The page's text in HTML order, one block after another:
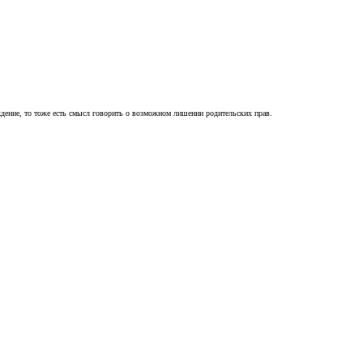
то тоже есть смысл говорить о возможном лишении родительских прав.